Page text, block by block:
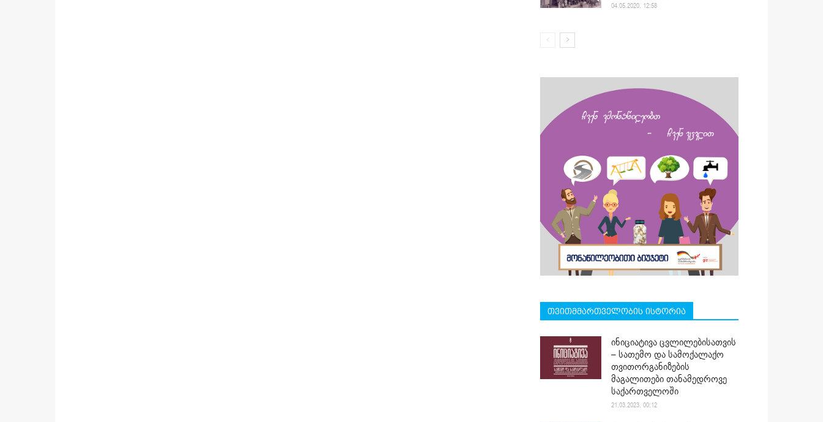
04.05.2020. 12:58
თვითმმართველობის ისტორია
ინიციატივა ცვლილებისათვის
– სათემო და სამოქალაქო
თვითორგანიზების
მაგალითები თანამედროვე
საქართველოში
21.03.2023. 00:12